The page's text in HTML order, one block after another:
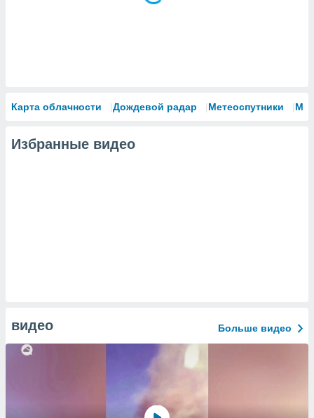
Карта облачности Дождевой радар Метеоспутники
Избранные видео
видео Больше видео